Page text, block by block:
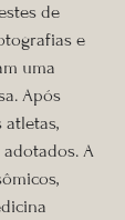
de
e
uma
Após
A